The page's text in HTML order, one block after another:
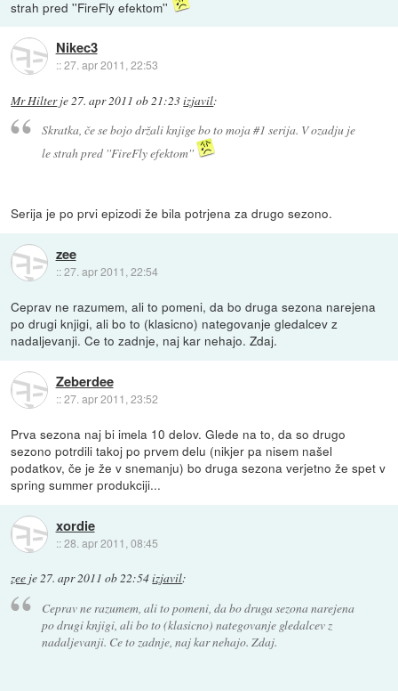
strah pred ''FireFly efektom''
Nikec3
::27. apr 2011, 22:53
Mr Hilterje27. apr 2011 ob 21:23izjavil:
Skratka, če se bojo držali knjige bo to moja #1 serija. V ozadju je
le strah pred ''FireFly efektom''
Serija je po prvi epizodi že bila potrjena za drugo sezono.
zee
::27. apr 2011, 22:54
Ceprav ne razumem, ali to pomeni, da bo druga sezona narejena
po drugi knjigi, ali bo to (klasicno) nategovanje gledalcev z
nadaljevanji. Ce to zadnje, naj kar nehajo. Zdaj.
Zeberdee
::27. apr 2011, 23:52
Prva sezona naj bi imela 10 delov. Glede na to, da so drugo
sezono potrdili takoj po prvem delu (nikjer pa nisem našel
podatkov, če je že v snemanju) bo druga sezona verjetno že spet v
spring summer produkciji...
xordie
::28. apr 2011, 08:45
zee je27. apr 2011 ob 22:54izjavil:
Ceprav ne razumem, ali to pomeni, da bo druga sezona narejena
po drugi knjigi, ali bo to (klasicno) nategovanje gledalcev z
nadaljevanji. Ce to zadnje, naj kar nehajo. Zdaj.